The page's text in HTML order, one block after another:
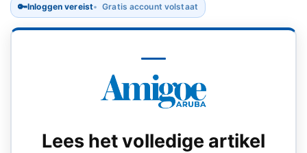
🔑Inloggen vereist Gratis account volstaat
Lees het volledige artikel